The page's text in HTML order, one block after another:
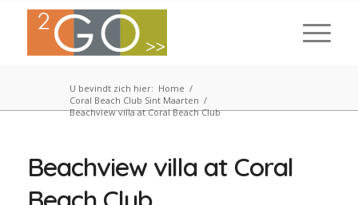
U bevindt zich hier: Home /
Coral Beach Club Sint Maarten /
Beachview villa at Coral Beach Club
Beachview villa at Coral